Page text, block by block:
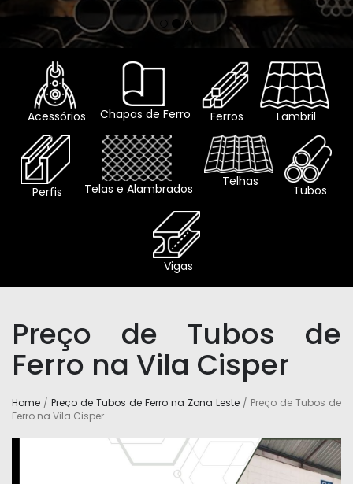
Acessórios Chapas de Ferro Ferros Lambril
Perfis Telas e Alambrados
Telhas
Tubos
Vigas
Preço de Tubos de
Ferro na Vila Cisper
Home / Preço de Tubos de Ferro na Zona Leste / Preço de Tubos de
Ferro na Vila Cisper